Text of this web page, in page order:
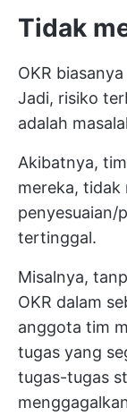
Tidak
OKR
Jadi, risiko
adalah
Akibatnya,
mereka, tidak
penyesuaian/
tertinggal.
Misalnya,
OKR dalam
anggota tim
tugas yang
tugas-tugas